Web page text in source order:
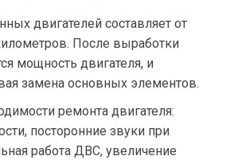
двигателей составляет от
После выработки
мощность двигателя, и
замена основных элементов.
ремонта двигателя:
посторонние звуки при
работа ДВС, увеличение